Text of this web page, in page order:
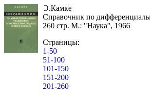
Э.Камке
Справочник по
260 стр. М.: "Наука", 1966
Страницы:
1-50
51-100
101-150
151-200
201-260